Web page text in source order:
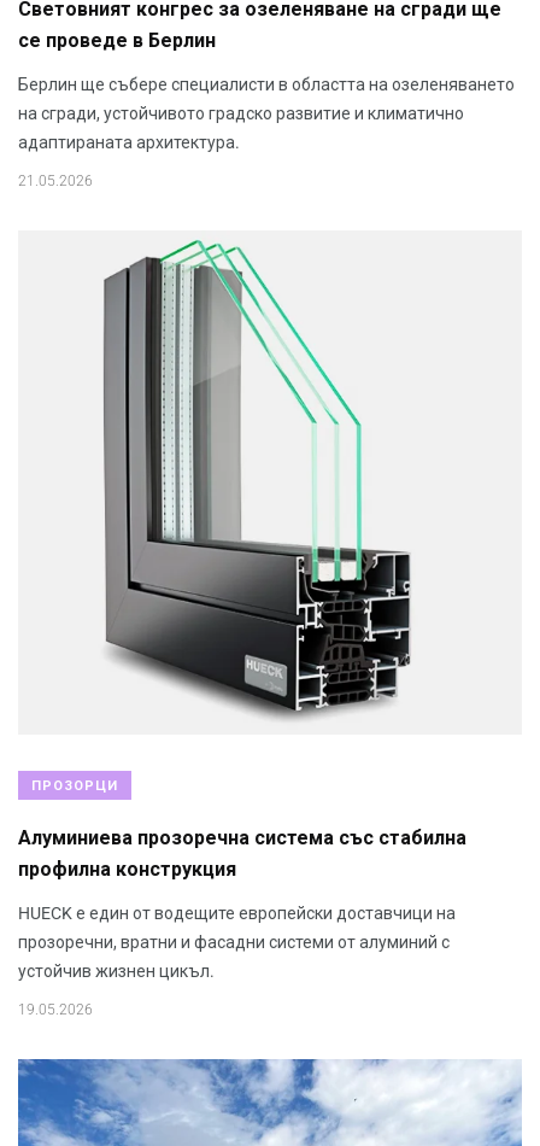
Световният конгрес за озеленяване на сгради ще
се проведе в Берлин
Берлин ще събере специалисти в областта на озеленяването
на сгради, устойчивото градско развитие и климатично
адаптираната архитектура.
21.05.2026
ПРОЗОРЦИ
Алуминиева прозоречна система със стабилна
профилна конструкция
HUECK е един от водещите европейски доставчици на
прозоречни, вратни и фасадни системи от алуминий с
устойчив жизнен цикъл.
19.05.2026